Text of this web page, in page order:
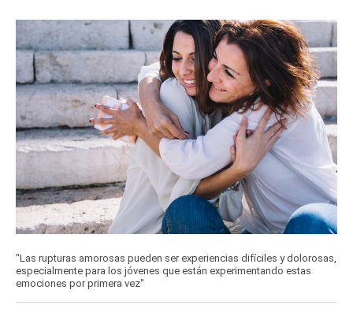
"Las rupturas amorosas pueden ser experiencias difíciles y dolorosas,
especialmente para los jóvenes que están experimentando estas
emociones por primera vez"